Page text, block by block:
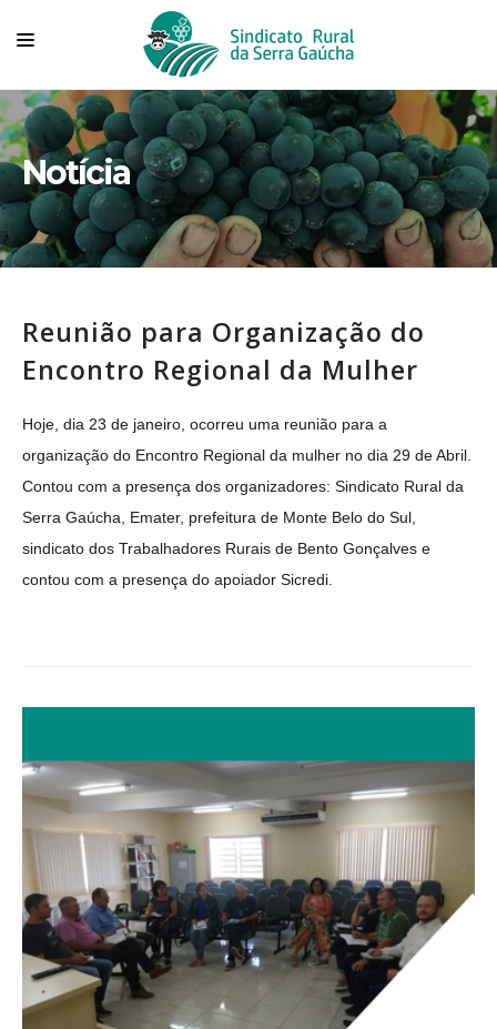
HOME
SINDICATO
TECNOVITIS
CONVÊNIOS
ASSOCIADOS
ASSOCIE-SE
Notícia
Reunião para Organização do
Encontro Regional da Mulher
Hoje, dia 23 de janeiro, ocorreu uma reunião para a
organização do Encontro Regional da mulher no dia 29 de Abril.
Contou com a presença dos organizadores: Sindicato Rural da
Serra Gaúcha, Emater, prefeitura de Monte Belo do Sul,
sindicato dos Trabalhadores Rurais de Bento Gonçalves e
contou com a presença do apoiador Sicredi.